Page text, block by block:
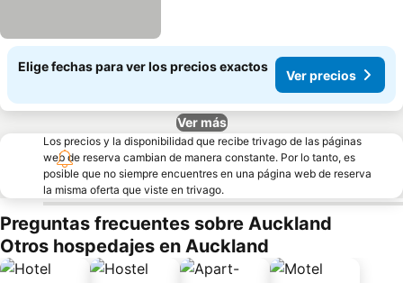
Elige fechas para ver los precios exactos
Ver precios
Ver más
Los precios y la disponibilidad que recibe trivago de las páginas
web de reserva cambian de manera constante. Por lo tanto, es
posible que no siempre encuentres en una página web de reserva
la misma oferta que viste en trivago.
Preguntas frecuentes sobre Auckland
Otros hospedajes en Auckland